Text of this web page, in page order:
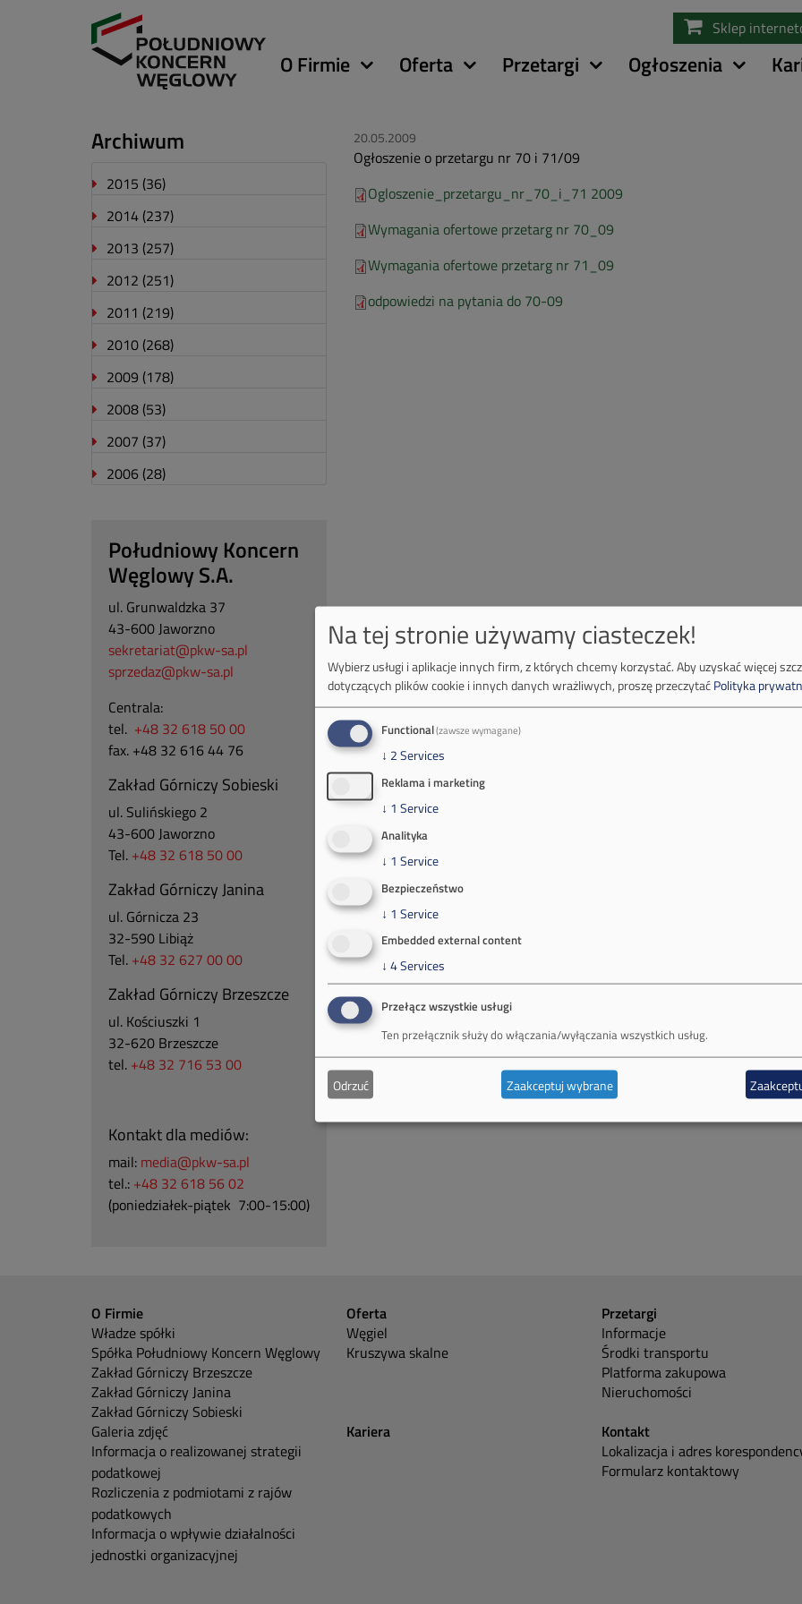
treści
Sklep
Główna
O Firmie Oferta Przetargi Ogłoszenia
20.05.2009
Ogłoszenie o przetargu nr 70 i 71/09
Ogloszenie_przetargu_nr_70_i_71 2009
Wymagania ofertowe przetarg nr 70_09
Wymagania ofertowe przetarg nr 71_09
odpowiedzi na pytania do 70-09
Archiwum
2015 (36)
2014 (237)
2013 (257)
2012 (251)
2011 (219)
2010 (268)
2009 (178)
2008 (53)
2007 (37)
2006 (28)
Południowy Koncern
Węglowy S.A.
ul. Grunwaldzka 37
43-600 Jaworzno
sekretariat@pkw-sa.pl
sprzedaz@pkw-sa.pl
Centrala:
tel. +48 32 618 50 00
fax. +48 32 616 44 76
Zakład Górniczy Sobieski
ul. Sulińskiego 2
43-600 Jaworzno
Tel. +48 32 618 50 00
Zakład Górniczy Janina
ul. Górnicza 23
32-590 Libiąż
Tel. +48 32 627 00 00
Zakład Górniczy Brzeszcze
ul. Kościuszki 1
32-620 Brzeszcze
tel. +48 32 716 53 00
Kontakt dla mediów:
mail: media@pkw-sa.pl
tel.: +48 32 618 56 02
(poniedziałek-piątek 7:00-15:00)
O Firmie
Władze spółki
Spółka Południowy Koncern Węglowy
Zakład Górniczy Brzeszcze
Zakład Górniczy Janina
Zakład Górniczy Sobieski
Galeria zdjęć
Informacja o realizowanej strategii
podatkowej
Rozliczenia z podmiotami z rajów
podatkowych
Informacja o wpływie działalności
jednostki organizacyjnej
Oferta
Węgiel
Kruszywa skalne
Przetargi
Informacje
Środki transportu
Platforma zakupowa
Nieruchomości
Kariera
Kontakt
Lokalizacja i adres
Formularz kontaktowy
Na tej stronie używamy ciasteczek!
Wybierz usługi i aplikacje innych firm, z których chcemy korzystać.Aby uzyskać więcej
dotyczących plików cookie i innych danych wrażliwych, proszę przeczytaćPolityka
Functional(zawsze wymagane)
↓ 2Services
Reklama i marketing
↓ 1 Service
Analityka
↓ 1 Service
Bezpieczeństwo
↓ 1 Service
Embedded external content
↓ 4Services
Przełącz wszystkie usługi
Ten przełącznik służy do włączania/wyłączania wszystkich usług.
Odrzuć Zaakceptuj wybrane